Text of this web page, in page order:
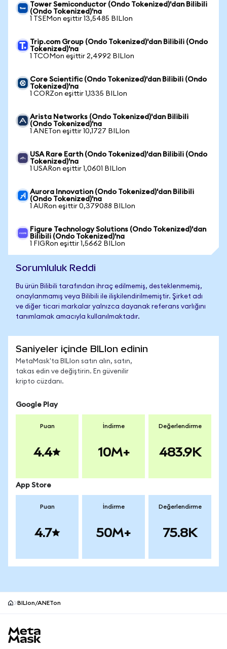
Tower Semiconductor (Ondo Tokenized)'dan Bilibili
(Ondo Tokenized)'na
1 TSEMon eşittir 13,5485 BILIon
Trip.com Group (Ondo Tokenized)'dan Bilibili (Ondo
Tokenized)'na
1 TCOMon eşittir 2,4992 BILIon
Core Scientific (Ondo Tokenized)'dan Bilibili (Ondo
Tokenized)'na
1 CORZon eşittir 1,1335 BILIon
Arista Networks (Ondo Tokenized)'dan Bilibili
(Ondo Tokenized)'na
1 ANETon eşittir 10,1727 BILIon
USA Rare Earth (Ondo Tokenized)'dan Bilibili (Ondo
Tokenized)'na
1 USARon eşittir 1,0601 BILIon
Aurora Innovation (Ondo Tokenized)'dan Bilibili
(Ondo Tokenized)'na
1 AURon eşittir 0,379088 BILIon
Figure Technology Solutions (Ondo Tokenized)'dan
Bilibili (Ondo Tokenized)'na
1 FIGRon eşittir 1,5662 BILIon
Sorumluluk Reddi
Bu ürün Bilibili tarafından ihraç edilmemiş, desteklenmemiş,
onaylanmamış veya Bilibili ile ilişkilendirilmemiştir. Şirket adı
ve diğer ticari markalar yalnızca dayanak referans varlığını
tanımlamak amacıyla kullanılmaktadır.
Saniyeler içinde BILIon edinin
MetaMask'ta BILIon satın alın, satın,
takas edin ve değiştirin. En güvenilir
kripto cüzdanı.
Google Play
Puan
4.4
İndirme
10M+
Değerlendirme
483.9K
App Store
Puan
4.7
İndirme
50M+
Değerlendirme
75.8K
BILIon/ANETon